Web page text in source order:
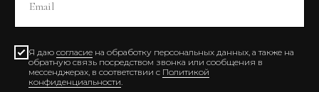
Я даю согласие на обработку персональных данных, а также на
обратную связь посредством звонка или сообщения в
мессенджерах, в соответствии с Политикой
конфиденциальности